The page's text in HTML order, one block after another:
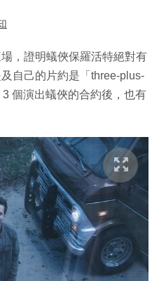
，證明蟻俠保羅活特絕對有
自己的片約是「three-plus-
個演出蟻俠的合約後，也有